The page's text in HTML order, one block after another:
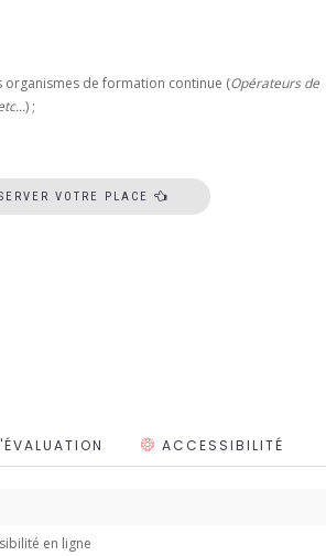
de formation continue (Opérateurs de
) ;
VOTRE PLACE
ACCESSIBILITÉ
en ligne